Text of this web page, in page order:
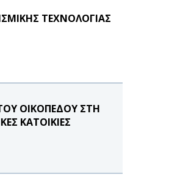
ΤΕΧΝΟΛΟΓΙΑΣ
ΟΙΚΟΠΕΔΟΥ ΣΤΗ
ΚΑΤΟΙΚΙΕΣ